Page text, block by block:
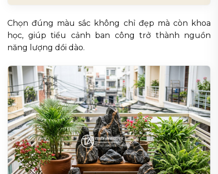
Chọn đúng màu sắc không chỉ đẹp mà còn khoa
học, giúp tiểu cảnh ban công trở thành nguồn
năng lượng dồi dào.